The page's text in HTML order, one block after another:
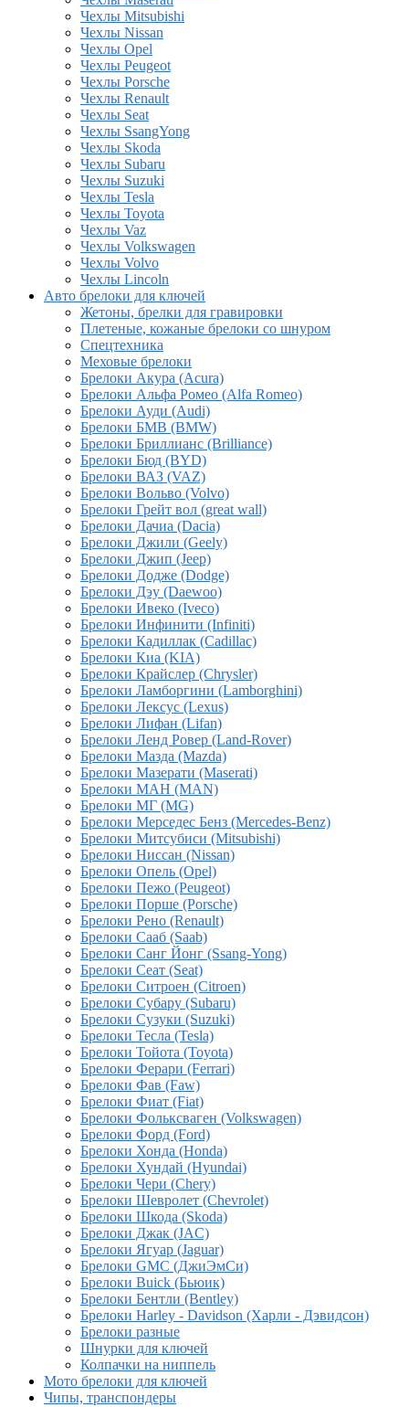
Чехлы Mitsubishi
Чехлы Nissan
Чехлы Opel
Чехлы Peugeot
Чехлы Porsche
Чехлы Renault
Чехлы Seat
Чехлы SsangYong
Чехлы Skoda
Чехлы Subaru
Чехлы Suzuki
Чехлы Tesla
Чехлы Toyota
Чехлы Vaz
Чехлы Volkswagen
Чехлы Volvo
Чехлы Lincoln
Авто брелоки для ключей
Жетоны, брелки для гравировки
Плетеные, кожаные брелоки со шнуром
Спецтехника
Меховые брелоки
Брелоки Акура (Acura)
Брелоки Альфа Ромео (Alfa Romeo)
Брелоки Ауди (Audi)
Брелоки БМВ (BMW)
Брелоки Бриллианс (Brilliance)
Брелоки Бюд (BYD)
Брелоки ВАЗ (VAZ)
Брелоки Вольво (Volvo)
Брелоки Грейт вол (great wall)
Брелоки Дачиа (Dacia)
Брелоки Джили (Geely)
Брелоки Джип (Jeep)
Брелоки Додже (Dodge)
Брелоки Дэу (Daewoo)
Брелоки Ивеко (Iveco)
Брелоки Инфинити (Infiniti)
Брелоки Кадиллак (Cadillac)
Брелоки Киа (KIA)
Брелоки Крайслер (Chrysler)
Брелоки Ламборгини (Lamborghini)
Брелоки Лексус (Lexus)
Брелоки Лифан (Lifan)
Брелоки Ленд Ровер (Land-Rover)
Брелоки Мазда (Mazda)
Брелоки Мазерати (Maserati)
Брелоки МАН (MAN)
Брелоки МГ (MG)
Брелоки Мерседес Бенз (Mercedes-Benz)
Брелоки Митсубиси (Mitsubishi)
Брелоки Ниссан (Nissan)
Брелоки Опель (Opel)
Брелоки Пежо (Peugeot)
Брелоки Порше (Porsche)
Брелоки Рено (Renault)
Брелоки Сааб (Saab)
Брелоки Санг Йонг (Ssang-Yong)
Брелоки Сеат (Seat)
Брелоки Ситроен (Citroen)
Брелоки Субару (Subaru)
Брелоки Сузуки (Suzuki)
Брелоки Тесла (Tesla)
Брелоки Тойота (Toyota)
Брелоки Ферари (Ferrari)
Брелоки Фав (Faw)
Брелоки Фиат (Fiat)
Брелоки Фольксваген (Volkswagen)
Брелоки Форд (Ford)
Брелоки Хонда (Honda)
Брелоки Хундай (Hyundai)
Брелоки Чери (Chery)
Брелоки Шевролет (Chevrolet)
Брелоки Шкода (Skoda)
Брелоки Джак (JAC)
Брелоки Ягуар (Jaguar)
Брелоки GMC (ДжиЭмСи)
Брелоки Buick (Бьюик)
Брелоки Бентли (Bentley)
Брелоки Harley - Davidson (Харли - Дэвидсон)
Брелоки разные
Шнурки для ключей
Колпачки на ниппель
Мото брелоки для ключей
Чипы, транспондеры